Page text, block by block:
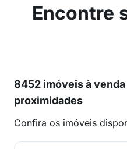
Encontre
8452 imóveis à venda
proximidades
Confira os imóveis